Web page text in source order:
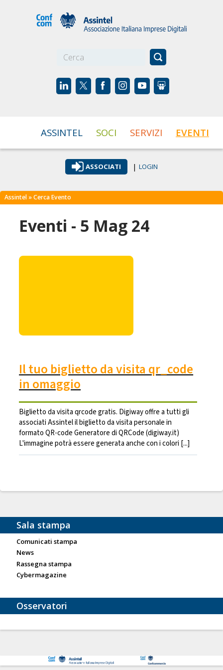
ASSINTEL SOCI SERVIZI EVENTI
ASSOCIATI | LOGIN
Assintel » Cerca Evento
Eventi - 5 Mag 24
Il tuo biglietto da visita qr_code
in omaggio
Biglietto da visita qrcode gratis. Digiway offre a tutti gli
associati Assintel il biglietto da visita personale in
formato QR-code Generatore di QRCode (digiway.it)
L'immagine potrà essere generata anche con i colori [...]
Sala stampa
Comunicati stampa
News
Rassegna stampa
Cybermagazine
Osservatori